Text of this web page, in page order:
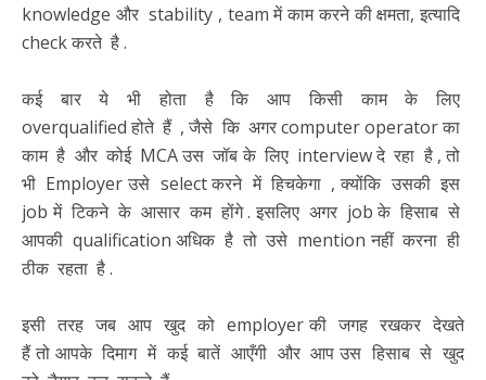
knowledge और stability , team में काम करने की क्षमता, इत्यादि
check करते है .
कई बार ये भी होता है कि आप किसी काम के लिए
overqualified होते हैं , जैसे कि अगर computer operator का
काम है और कोई MCA उस जॉब के लिए interview दे रहा है , तो
भी Employer उसे select करने में हिचकेगा , क्योंकि उसकी इस
job में टिकने के आसार कम होंगे . इसलिए अगर job के हिसाब से
आपकी qualification अधिक है तो उसे mention नहीं करना ही
ठीक रहता है .
इसी तरह जब आप खुद को employer की जगह रखकर देखते
हैं तो आपके दिमाग में कई बातें आएँगी और आप उस हिसाब से खुद